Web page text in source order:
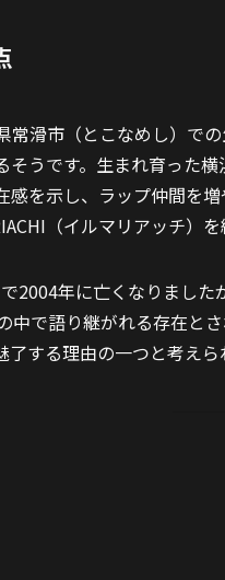
常滑市（とこなめし）で
そうです。生まれ育った
感を示し、ラップ仲間を
（イルマリアッチ）
2004年に亡くなりました
中で語り継がれる存在と
する理由の一つと考えら